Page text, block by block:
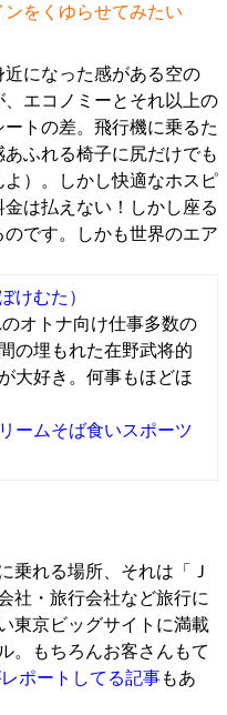
をくゆらせてみたい
になった感がある空の
エコノミーとそれ以上の
トの差。飛行機に乗るた
ふれる椅子に尻だけでも
）。しかし快適なホスピ
は払えない！しかし座る
です。しかも世界のエア
けむた）
オトナ向け仕事多数の
の埋もれた在野武将的
大好き。何事もほどほ
ームそば食いスポーツ
乗れる場所、それは「Ｊ
社・旅行会社など旅行に
東京ビッグサイトに満載
。もちろんお客さんもて
ポートしてる記事もあ